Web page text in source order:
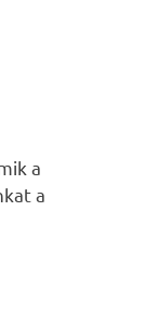
a
a